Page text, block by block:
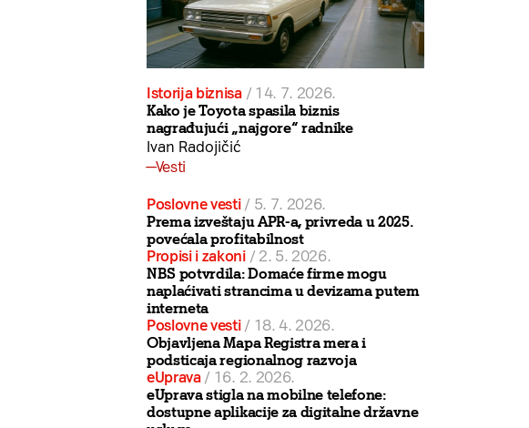
Istorija biznisa / 14. 7. 2026.
Kako je Toyota spasila biznis
nagrađujući „najgore“ radnike
Ivan Radojičić
Vesti
Poslovne vesti / 5. 7. 2026.
Prema izveštaju APR-a, privreda u 2025.
povećala profitabilnost
Propisi i zakoni / 2. 5. 2026.
NBS potvrdila: Domaće firme mogu
naplaćivati strancima u devizama putem
interneta
Poslovne vesti / 18. 4. 2026.
Objavljena Mapa Registra mera i
podsticaja regionalnog razvoja
eUprava / 16. 2. 2026.
eUprava stigla na mobilne telefone:
dostupne aplikacije za digitalne državne